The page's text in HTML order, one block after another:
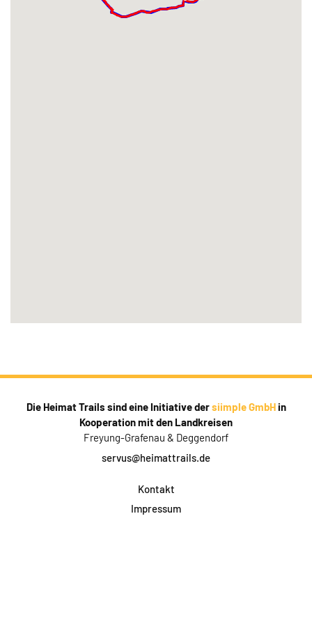
Die Heimat Trails sind eine Initiative dersiimple GmbHin
Kooperation mit den Landkreisen
Freyung-Grafenau & Deggendorf
servus@heimattrails.de
Kontakt
Impressum